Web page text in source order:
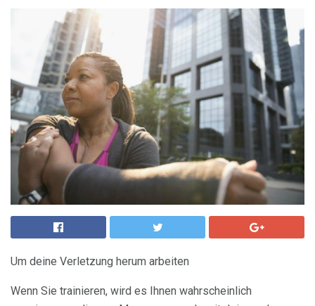
Um deine Verletzung herum arbeiten
Wenn Sie trainieren, wird es Ihnen wahrscheinlich